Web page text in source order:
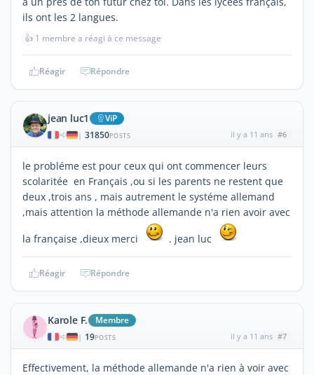
ils ont les 2 langues.
👍 1 membre a réagi à ce message
Réagir Répondre
jean luc1 ViP
| 31850POSTS il y a 11 ans #6
le probléme est pour ceux qui ont commencer leurs
scolaritée en Français ,ou si les parents ne restent que
deux ,trois ans , mais autrement le systéme allemand
,mais attention la méthode allemande n'a rien avoir avec
la française ,dieux merci
. jean luc
Réagir Répondre
Karole F. Membre
| 19POSTS il y a 11 ans #7
Effectivement, la méthode allemande n'a rien à voir avec